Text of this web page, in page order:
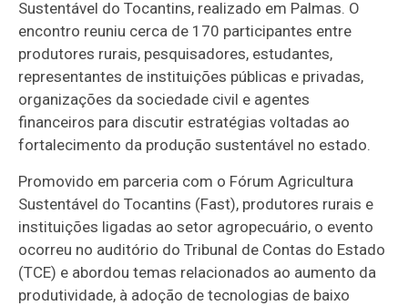
Sustentável do Tocantins, realizado em Palmas. O
encontro reuniu cerca de 170 participantes entre
produtores rurais, pesquisadores, estudantes,
representantes de instituições públicas e privadas,
organizações da sociedade civil e agentes
financeiros para discutir estratégias voltadas ao
fortalecimento da produção sustentável no estado.
Promovido em parceria com o Fórum Agricultura
Sustentável do Tocantins (Fast), produtores rurais e
instituições ligadas ao setor agropecuário, o evento
ocorreu no auditório do Tribunal de Contas do Estado
(TCE) e abordou temas relacionados ao aumento da
produtividade, à adoção de tecnologias de baixo